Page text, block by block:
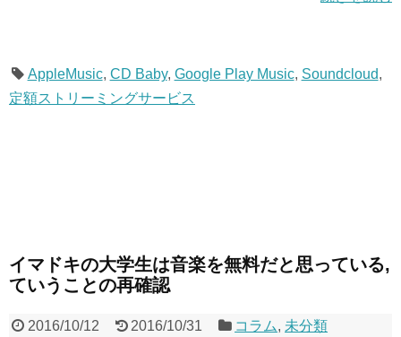
AppleMusic, CD Baby, Google Play Music, Soundcloud,
定額ストリーミングサービス
イマドキの大学生は音楽を無料だと思っている,
ていうことの再確認
2016/10/12 2016/10/31 コラム, 未分類